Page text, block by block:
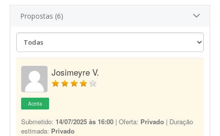
Propostas (6)
Josimeyre V.
Aceita
Submetido: 14/07/2025 às 16:00 | Oferta: Privado | Duração
estimada: Privado